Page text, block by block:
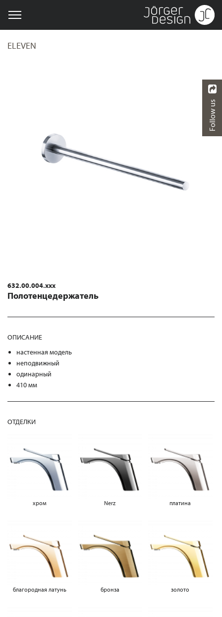
ELEVEN
632.00.004.xxx
Полотенцедержатель
ОПИСАНИЕ
настенная модель
неподвижный
одинарный
410 мм
ОТДЕЛКИ
хром Nerz платина
благородная латунь бронза золото
Follow us